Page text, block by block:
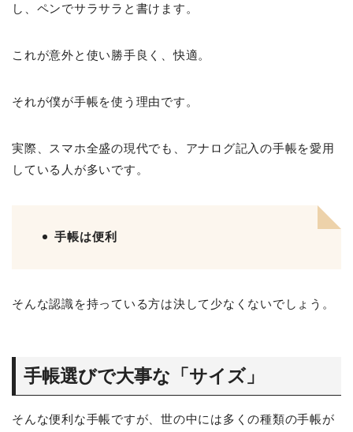
し、ペンでサラサラと書けます。
これが意外と使い勝手良く、快適。
それが僕が手帳を使う理由です。
実際、スマホ全盛の現代でも、アナログ記入の手帳を愛用
している人が多いです。
手帳は便利
そんな認識を持っている方は決して少なくないでしょう。
手帳選びで大事な「サイズ」
そんな便利な手帳ですが、世の中には多くの種類の手帳が